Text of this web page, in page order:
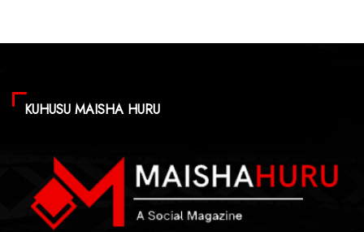
KUHUSU MAISHA HURU